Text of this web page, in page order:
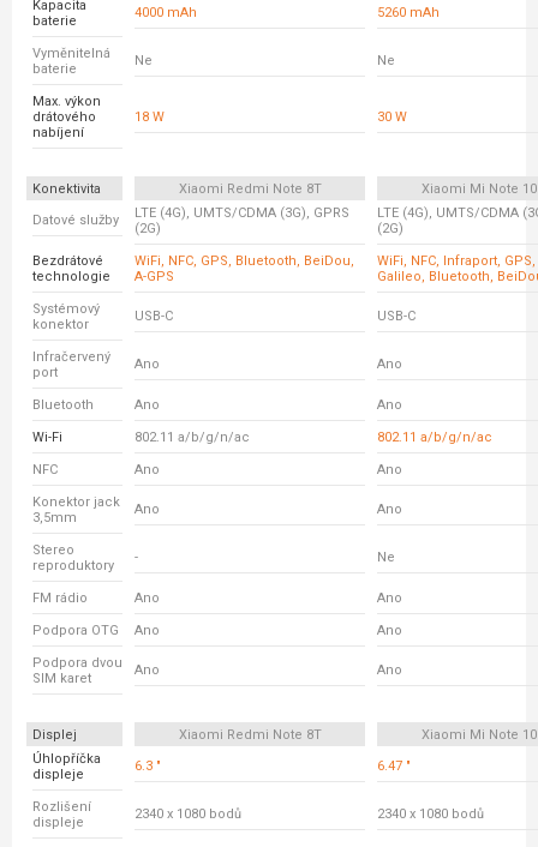
Kapacita
baterie
4000 mAh 5260 mAh
Vyměnitelná
baterie
Ne Ne
Max. výkon
drátového
nabíjení
18 W 30 W
Konektivita Xiaomi Redmi Note 8T
Xiaomi Mi Note
Datové služby
LTE (4G), UMTS/CDMA (3G), GPRS
(2G)
LTE (4G), UMTS/CDMA
(2G)
Bezdrátové
technologie
WiFi, NFC, GPS, Bluetooth, BeiDou,
A-GPS
WiFi, NFC, Infraport, GPS,
Galileo, Bluetooth,
Systémový
konektor
USB-C USB-C
Infračervený
port
Ano Ano
Bluetooth Ano Ano
Wi-Fi 802.11 a/b/g/n/ac 802.11 a/b/g/n/ac
NFC Ano Ano
Konektor jack
3,5mm
Ano Ano
Stereo
reproduktory
- Ne
FM rádio Ano Ano
Podpora OTG Ano Ano
Podpora dvou
SIM karet
Ano Ano
Displej Xiaomi Redmi Note 8T
Xiaomi Mi Note
Úhlopříčka
displeje
6.3 " 6.47 "
Rozlišení
displeje
2340 x 1080 bodů 2340 x 1080 bodů